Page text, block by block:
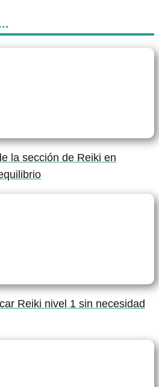
la sección de Reiki en
Reiki nivel 1 sin necesidad